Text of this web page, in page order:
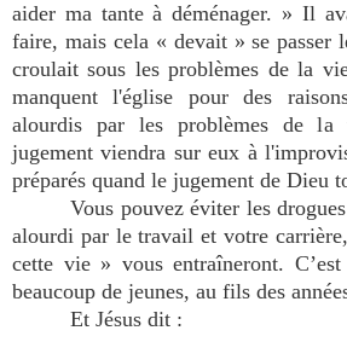
aider ma tante à déménager. » Il
faire, mais cela « devait » se passer
croulait sous les problèmes de la
manquent l'église pour des
alourdis par les problèmes de
jugement viendra sur eux à
préparés quand le jugement de Dieu
Vous pouvez éviter les
alourdi par le travail et votre
cette vie » vous entraîneront.
beaucoup de jeunes, au fils des
Et Jésus dit :